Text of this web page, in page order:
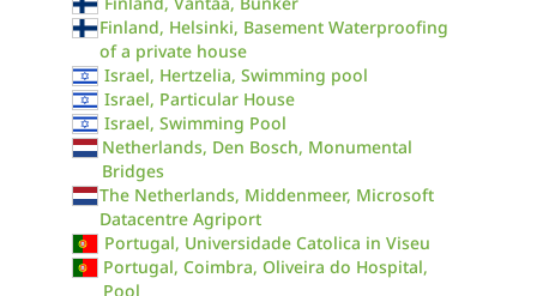
Finland, Helsinki, Basement Waterproofing
of a private house
Israel, Hertzelia, Swimming pool
Israel, Particular House
Israel, Swimming Pool
Netherlands, Den Bosch, Monumental
Bridges
The Netherlands, Middenmeer, Microsoft
Datacentre Agriport
Portugal, Universidade Catolica in Viseu
Portugal, Coimbra, Oliveira do Hospital,
Pool